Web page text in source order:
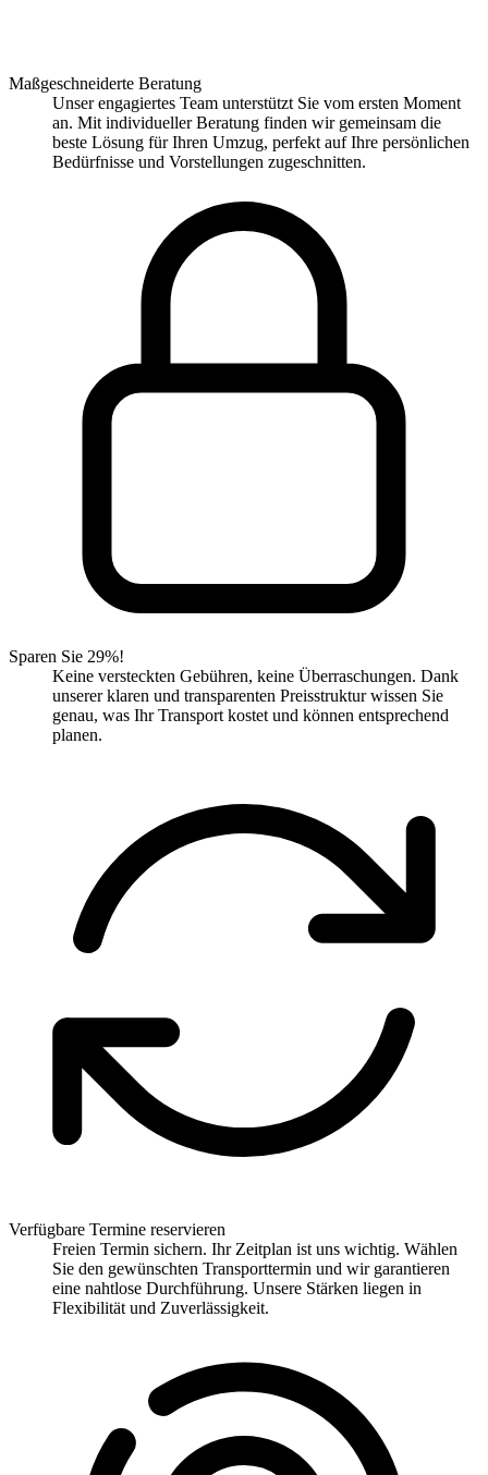
Maßgeschneiderte Beratung
Unser engagiertes Team unterstützt Sie vom ersten Moment
an. Mit individueller Beratung finden wir gemeinsam die
beste Lösung für Ihren Umzug, perfekt auf Ihre persönlichen
Bedürfnisse und Vorstellungen zugeschnitten.
Sparen Sie 29%!
Keine versteckten Gebühren, keine Überraschungen. Dank
unserer klaren und transparenten Preisstruktur wissen Sie
genau, was Ihr Transport kostet und können entsprechend
planen.
Verfügbare Termine reservieren
Freien Termin sichern. Ihr Zeitplan ist uns wichtig. Wählen
Sie den gewünschten Transporttermin und wir garantieren
eine nahtlose Durchführung. Unsere Stärken liegen in
Flexibilität und Zuverlässigkeit.